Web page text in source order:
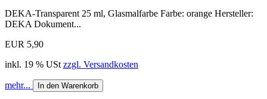
DEKA-Transparent 25 ml, Glasmalfarbe Farbe: orange Hersteller:
DEKA Dokument...
EUR 5,90
inkl. 19 % USt zzgl. Versandkosten
mehr... In den Warenkorb